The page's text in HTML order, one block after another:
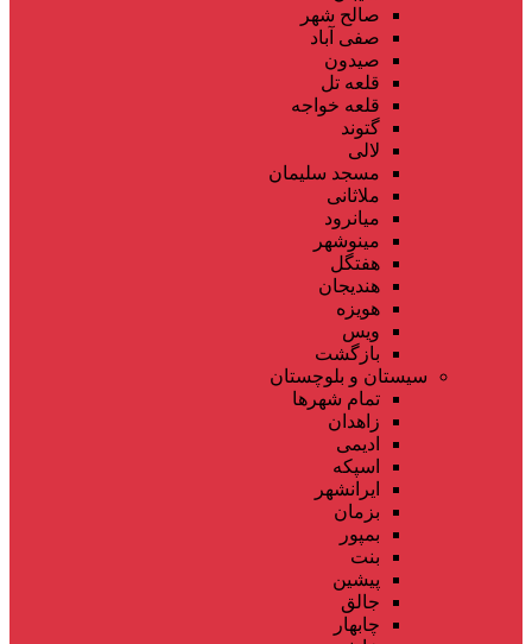
صالح شهر
صفی آباد
صیدون
قلعه تل
قلعه خواجه
گتوند
لالی
مسجد سلیمان
ملاثانی
میانرود
مینوشهر
هفتگل
هندیجان
هویزه
ویس
بازگشت
سیستان و بلوچستان
تمام شهر‌ها
زاهدان
ادیمی
اسپکه
ایرانشهر
بزمان
بمپور
بنت
پیشین
جالق
چابهار